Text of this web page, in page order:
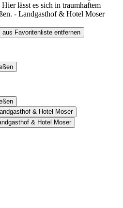
aus Favoritenliste entfernen